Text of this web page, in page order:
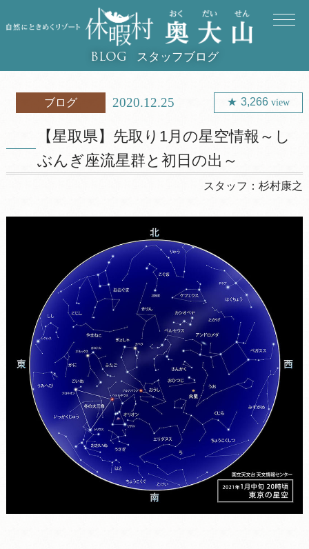
BLOG スタッフブログ
ブログ 2020.12.25 3,266view
【星取県】先取り1月の星空情報～し
ぶんぎ座流星群と初日の出～
スタッフ：杉村康之